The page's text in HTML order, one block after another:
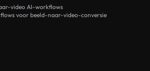
video AI-workflows
voor beeld-naar-video-conversie